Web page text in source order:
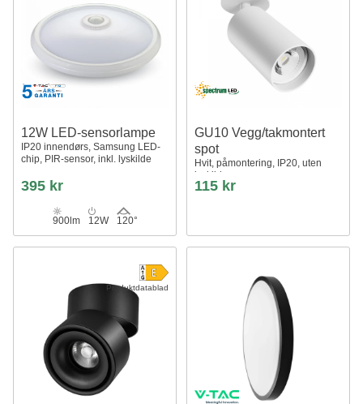
12W LED-sensorlampe
IP20 innendørs, Samsung LED-
chip, PIR-sensor, inkl. lyskilde
395 kr
900lm 12W 120°
GU10 Vegg/takmontert
spot
Hvit, påmontering, IP20, uten
lyskilde
115 kr
Produktdatablad